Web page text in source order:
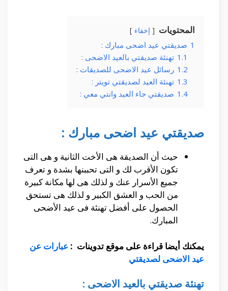
المحتويات إخفاء
1 صديقتي عيد اضحى مبارك :
1.1 تهنئة صديقتي بالعيد الاضحى :
1.2 رسائل عيد الاضحى للصديقات :
1.3 تهنئة العيد لصديقتي تويتر :
1.4 صديقتي جاء العيد وانتي معي :
صديقتي عيد اضحى مبارك :
حيث أن الصديقة هى الأخت الثانية و هى التى
تكون الأقرب لك و التى تحببنها بشدة و تعرف
جميع الأسرار عنك و لذلك هى لها مكانة كبيرة
من الحب و العشق الكبير و لذلك هى تستحق
الحصول على أفضل تهنئة فى عيد الأضحى
المبارك.
يمكنك أيضا قراءة على موقع تدوينات : عبارات عن
عيد الاضحى لصديقتي
تهنئة صديقتي بالعيد الاضحى :